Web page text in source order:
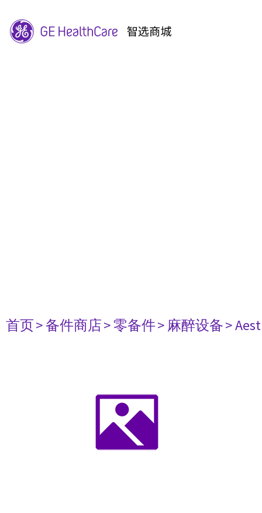
首页> 备件商店> 零备件> 麻醉设备>